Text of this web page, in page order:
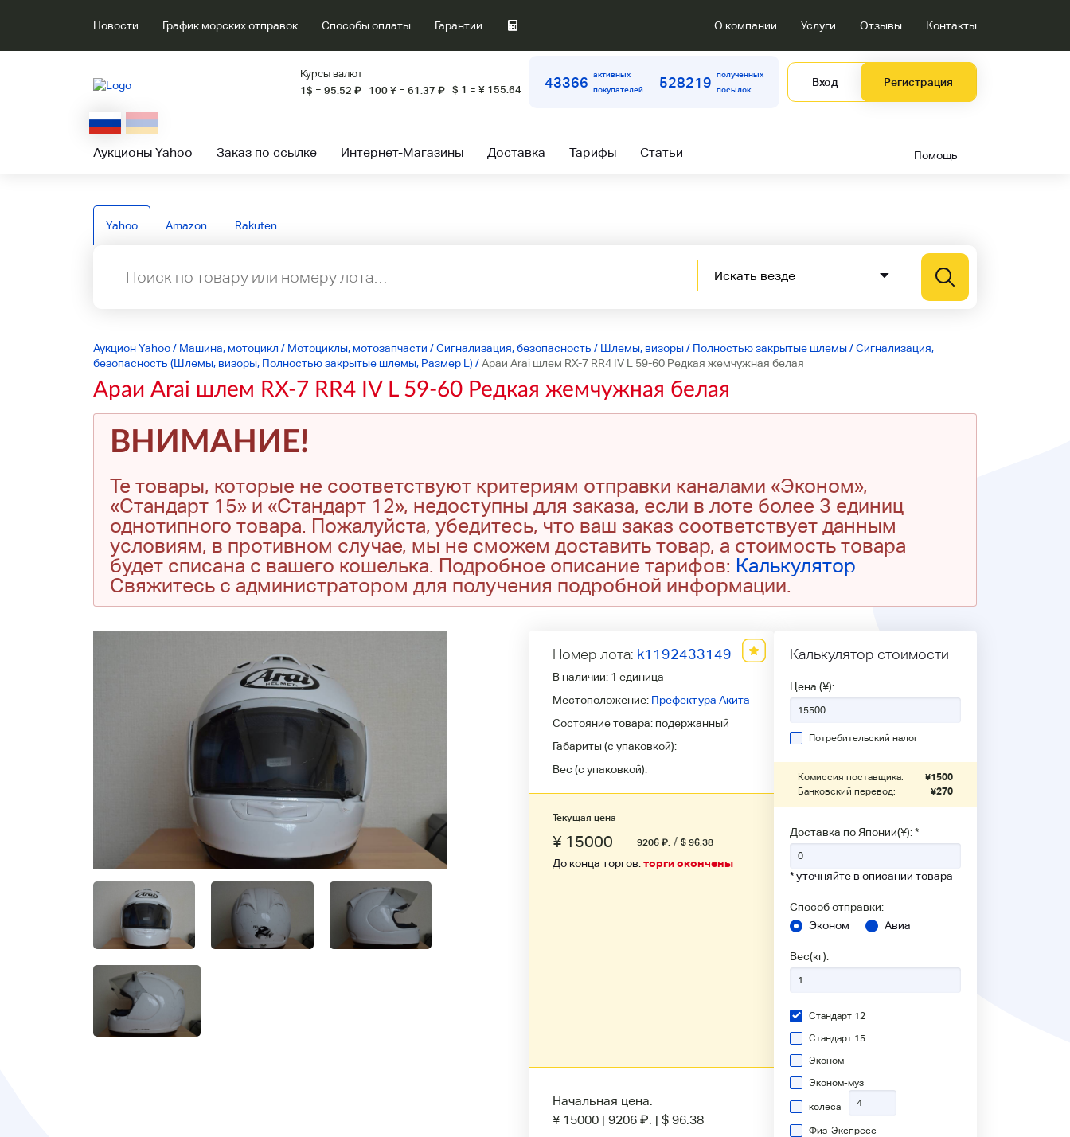
Новости График морских отправок Способы оплаты Гарантии О компании Услуги Отзывы Контакты
Курсы валют
1$ = 95.52 ₽ 100 ¥ = 61.37 ₽ $ 1 = ¥ 155.64 43366
активных
покупателей
528219
полученных
посылок
Вход Регистрация
Аукционы Yahoo Заказ по ссылке Интернет-Магазины Доставка Тарифы Статьи Помощь
Yahoo Amazon Rakuten
Аукцион Yahoo/ Машина, мотоцикл / Мотоциклы, мотозапчасти /Сигнализация, безопасность / Шлемы, визоры/ Полностью закрытые шлемы/Сигнализация,
безопасность (Шлемы, визоры, Полностью закрытые шлемы, Размер L) /Араи Arai шлем RX-7 RR4 IV L 59-60 Редкая жемчужная белая
Араи Arai шлем RX-7 RR4 IV L 59-60 Редкая жемчужная белая
ВНИМАНИЕ!
Те товары, которые не соответствуют критериям отправки каналами «Эконом»,
«Стандарт 15» и «Стандарт 12», недоступны для заказа, если в лоте более 3 единиц
однотипного товара. Пожалуйста, убедитесь, что ваш заказ соответствует данным
условиям, в противном случае, мы не сможем доставить товар, а стоимость товара
будет списана с вашего кошелька. Подробное описание тарифов: Калькулятор
Свяжитесь с администратором для получения подробной информации.
Номер лота: k1192433149
В наличии: 1 единица
Местоположение: Префектура Акита
Состояние товара: подержанный
Габариты (с упаковкой):
Вес (с упаковкой):
Текущая цена
¥ 15000 9206 ₽. / $ 96.38
До конца торгов:торги окончены
Начальная цена:
¥ 15000 | 9206 ₽. | $ 96.38
Калькулятор стоимости
Цена (¥):
Потребительский налог
Комиссия поставщика: ¥1500
Банковский перевод:
¥270
Доставка по Японии(¥): *
* уточняйте в описании товара
Способ отправки:
Эконом
Авиа
Вес(кг):
Стандарт 12
Стандарт 15
Эконом
Эконом-муз
колеса
Физ-Экспресс